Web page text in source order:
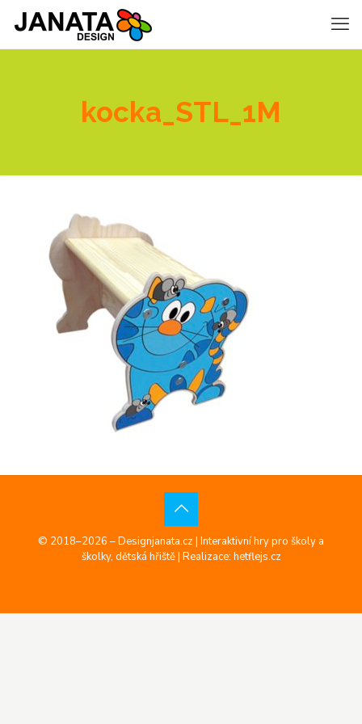
kocka_STL_1M
© 2018–2026 – Designjanata.cz | Interaktivní hry pro školy a
školky, dětská hřiště | Realizace: hetflejs.cz